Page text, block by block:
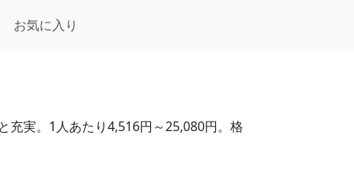
お気に入り
充実。1人あたり4,516円～25,080円。格